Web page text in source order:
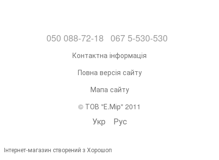
050 088-72-18 067 5-530-530
Контактна інформація
Повна версія сайту
Мапа сайту
© ТОВ "Е.Мір" 2011
Укр Рус
Інтернет-магазин створений з Хорошоп